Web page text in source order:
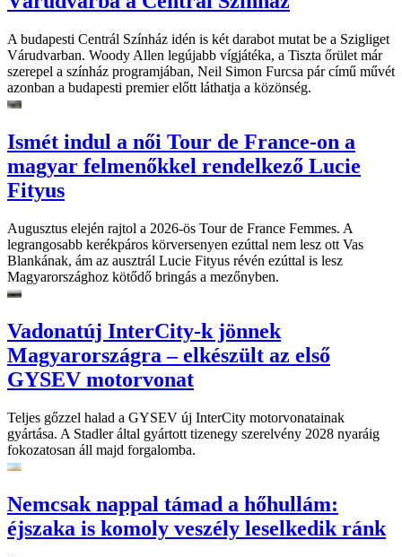
A budapesti Centrál Színház idén is két darabot mutat be a Szigliget
Várudvarban. Woody Allen legújabb vígjátéka, a Tiszta őrület már
szerepel a színház programjában, Neil Simon Furcsa pár című művét
azonban a budapesti premier előtt láthatja a közönség.
Ismét indul a női Tour de France-on a
magyar felmenőkkel rendelkező Lucie
Fityus
Augusztus elején rajtol a 2026-ös Tour de France Femmes. A
legrangosabb kerékpáros körversenyen ezúttal nem lesz ott Vas
Blankának, ám az ausztrál Lucie Fityus révén ezúttal is lesz
Magyarországhoz kötődő bringás a mezőnyben.
Vadonatúj InterCity-k jönnek
Magyarországra – elkészült az első
GYSEV motorvonat
Teljes gőzzel halad a GYSEV új InterCity motorvonatainak
gyártása. A Stadler által gyártott tizenegy szerelvény 2028 nyaráig
fokozatosan áll majd forgalomba.
Nemcsak nappal támad a hőhullám:
éjszaka is komoly veszély leselkedik ránk